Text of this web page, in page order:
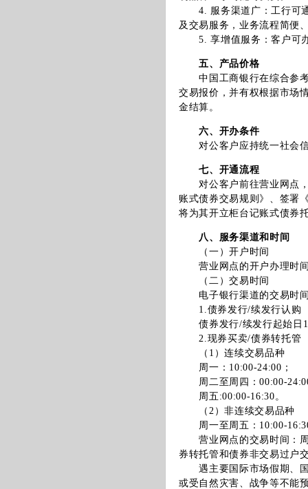
4. 服务渠道广：工行可通
及交易服务，业务流程简便
5. 享增值服务：客户可办
五、产品价格
中国工商银行在综合参考
交易报价，并有权根据市场
金结算。
六、开办条件
对公客户应持统一社会信
七、开通流程
对公客户前往营业网点，
账式债券交易规则》、签署
将为其开立柜台记账式债券
八、服务渠道和时间
（一）开户时间
营业网点的开户办理时间
（二）交易时间
电子银行渠道的交易时间
1.债券发行/续发行认购
债券发行/续发行起始日
2.现券买卖/债券转托管
（1）连续交易品种
周一：10:00-24:00；
周二至周四：00:00-
周五:00:00-16:30。
（2）非连续交易品种
周一至周五：10:00-
营业网点的交易时间：周
券转托管和债券非交易过户
遇主要国际市场假期、国
或受自然灾害、战争等不能